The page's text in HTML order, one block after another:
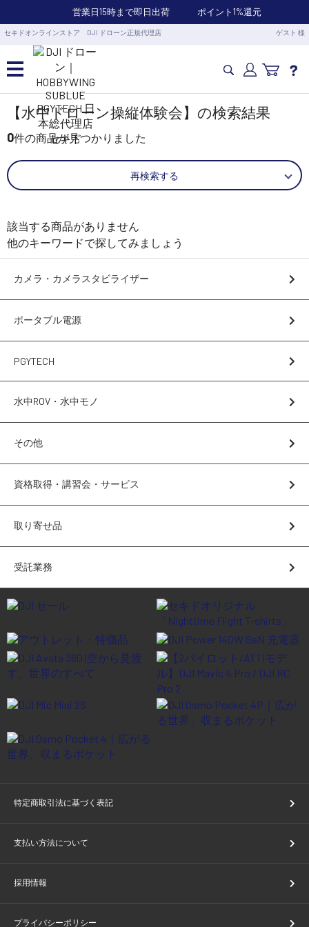
営業日15時まで即日出荷 ポイント1%還元
セキドオンラインストア DJI ドローン正規代理店 ゲスト 様
カメラドローン・生活家電
業務用ドローン・業務関連製品
水中ドローン(ROV)・水中スクーター
RC・ロボット部品
講習会･国家資格･WEBセミナー
サポート・Q&A / 法人・学生のお客様
SEKIDO
【水中ドローン操縦体験会】の検索結果
0件の商品が見つかりました
再検索する
該当する商品がありません
他のキーワードで探してみましょう
カメラ・カメラスタビライザー
ポータブル電源
PGYTECH
水中ROV・水中モノ
その他
資格取得・講習会・サービス
取り寄せ品
受託業務
特定商取引法に基づく表記
支払い方法について
採用情報
プライバシーポリシー